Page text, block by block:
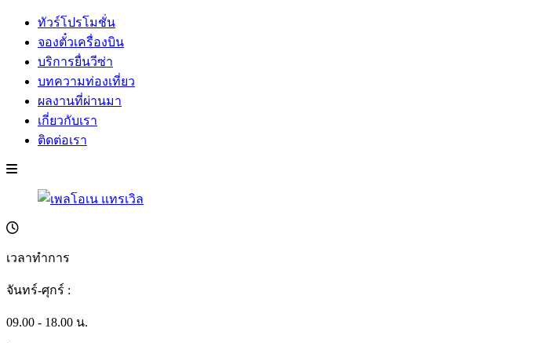
ทัวร์โปรโมชั่น
จองตั๋วเครื่องบิน
บริการยื่นวีซ่า
บทความท่องเที่ยว
ผลงานที่ผ่านมา
เกี่ยวกับเรา
ติดต่อเรา
เวลาทำการ
จันทร์-ศุกร์ :
09.00 - 18.00 น.